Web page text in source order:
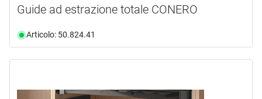
Guide ad estrazione totale CONERO
Articolo: 50.824.41